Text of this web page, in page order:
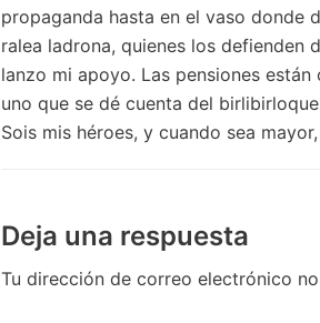
propaganda hasta en el vaso donde
ralea ladrona, quienes los defienden
lanzo mi apoyo. Las pensiones
uno que se dé cuenta del
Sois mis héroes, y cuando sea
Deja una respuesta
Tu dirección de correo electrónico